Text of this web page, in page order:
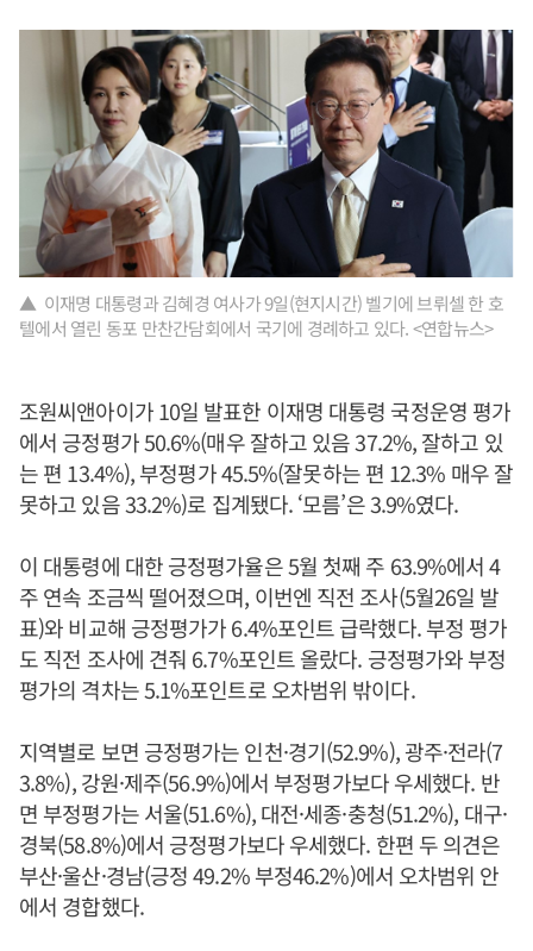
▲ 이재명 대통령과 김혜경 여사가 9일(현지시간) 벨기에 브뤼셀 한 호
텔에서 열린 동포 만찬간담회에서 국기에 경례하고 있다. <연합뉴스>
조원씨앤아이가 10일 발표한 이재명 대통령 국정운영 평가
에서 긍정평가 50.6%(매우 잘하고 있음 37.2%, 잘하고 있
는 편 13.4%), 부정평가 45.5%(잘못하는 편 12.3% 매우 잘
못하고 있음 33.2%)로 집계됐다. ‘모름’은 3.9%였다.
이 대통령에 대한 긍정평가율은 5월 첫째 주 63.9%에서 4
주 연속 조금씩 떨어졌으며, 이번엔 직전 조사(5월26일 발
표)와 비교해 긍정평가가 6.4%포인트 급락했다. 부정 평가
도 직전 조사에 견줘 6.7%포인트 올랐다. 긍정평가와 부정
평가의 격차는 5.1%포인트로 오차범위 밖이다.
지역별로 보면 긍정평가는 인천·경기(52.9%), 광주·전라(7
3.8%), 강원·제주(56.9%)에서 부정평가보다 우세했다. 반
면 부정평가는 서울(51.6%), 대전·세종·충청(51.2%), 대구·
경북(58.8%)에서 긍정평가보다 우세했다. 한편 두 의견은
부산·울산·경남(긍정 49.2% 부정46.2%)에서 오차범위 안
에서 경합했다.